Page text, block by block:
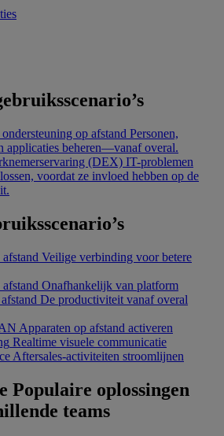
op afstand Personen,
applicaties beheren—vanaf overal.
(DEX) IT-problemen
voordat ze invloed hebben op de
Veilige verbinding voor betere
Onafhankelijk van platform
De productiviteit vanaf overal
Apparaten op afstand activeren
Realtime visuele communicatie
Aftersales-activiteiten stroomlijnen
Populaire oplossingen
teams